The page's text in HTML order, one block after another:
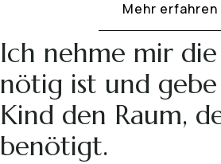
Mehr erfahren
Ich nehme mir
nötig ist und
Kind den Raum,
benötigt.